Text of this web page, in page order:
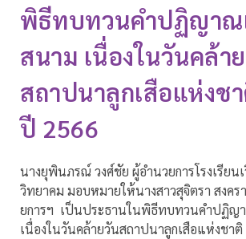
พิธีทบทวนคำปฏิญาณ
สนาม เนื่องในวันคล้า
สถาปนาลูกเสือแห่งช
ปี 2566
นางยุพินภรณ์ วงศ์ชัย ผู้อำนวยการโรงเรียนเ
วิทยาคม มอบหมายให้นางสาวสุจิตรา สงคร
ยการฯ เป็นประธานในพิธีทบทวนคำปฏิญ
เนื่องในวันคล้ายวันสถาปนาลูกเสือแห่งชา